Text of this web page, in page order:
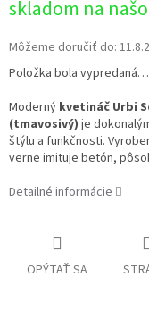
cena:
skladom na
Môžeme doručiť do:
Položka bola vypredaná…
Moderný kvetináč Urbi
(tmavosivý) je
štýlu a funkčnosti.
verne imituje betón,
Detailné informácie
OPÝTAŤ SA